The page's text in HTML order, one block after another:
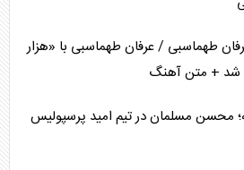
حماس
امنیتی جدید است؟
در تثبیت معادلات
طهماسبی / عرفان طهماسبی با «هزار
+ متن آهنگ
محسن مسلمان در تیم امید پرسپولیس